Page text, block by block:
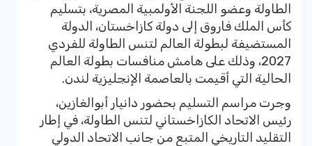
الطاولة وعضو اللجنة الأولمبية المصرية، بتسليم
كأس الملك فاروق إلى دولة كازاخستان، الدولة
المستضيفة لبطولة العالم لتنس الطاولة للفردي
2027، وذلك على هامش منافسات بطولة العالم
الحالية التي أقيمت بالعاصمة الإنجليزية لندن.
وجرت مراسم التسليم بحضور دانيار أبوالغازين،
رئيس الاتحاد الكازاخستاني لتنس الطاولة، في إطار
التقليد التاريخي المتبع من جانب الاتحاد الدولي